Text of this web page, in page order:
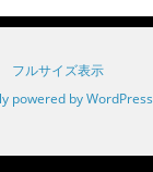
フルサイズ表示
powered by WordPress